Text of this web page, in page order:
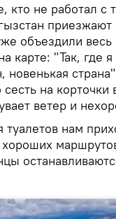
кто не работал с
объездили
карте: "Так, где
новенькая
на корточки
ветер и
туалетов нам
хороших